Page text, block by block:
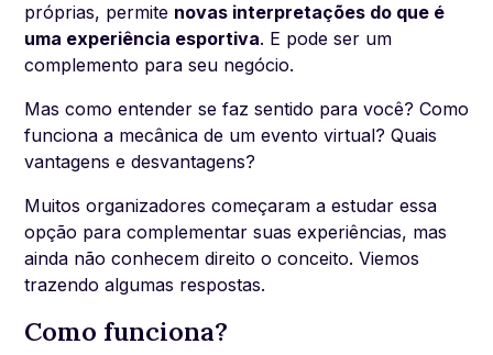
próprias, permite novas interpretações do que é
uma experiência esportiva. E pode ser um
complemento para seu negócio.
Mas como entender se faz sentido para você? Como
funciona a mecânica de um evento virtual? Quais
vantagens e desvantagens?
Muitos organizadores começaram a estudar essa
opção para complementar suas experiências, mas
ainda não conhecem direito o conceito. Viemos
trazendo algumas respostas.
Como funciona?